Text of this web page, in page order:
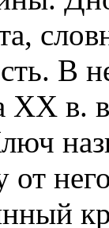
В
XX в.
от